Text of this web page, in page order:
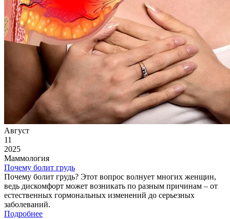
Август
11
2025
Маммология
Почему болит грудь
Почему болит грудь? Этот вопрос волнует многих женщин,
ведь дискомфорт может возникать по разным причинам – от
естественных гормональных изменений до серьезных
заболеваний.
Подробнее